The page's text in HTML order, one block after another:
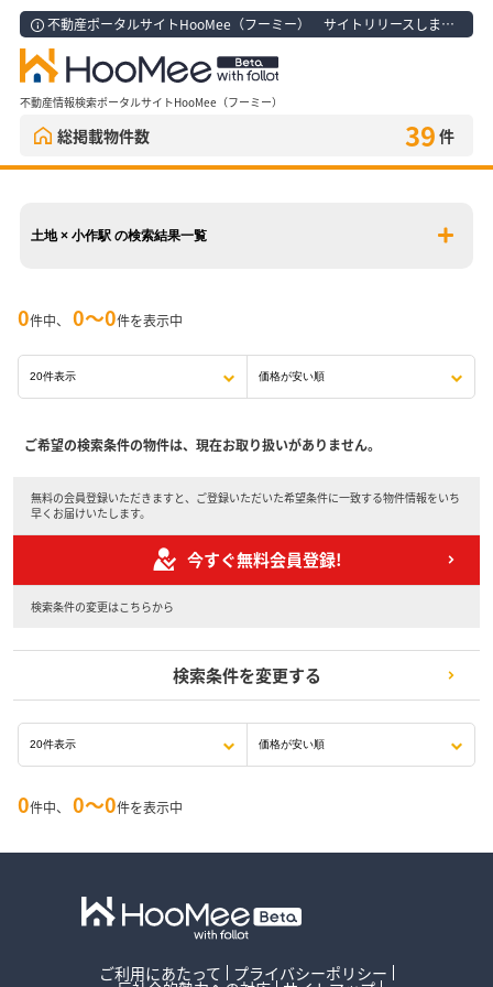
不動産ポータルサイトHooMee（フーミー） サイトリリースしました！
不動産情報検索ポータルサイトHooMee（フーミー）
総掲載物件数 39 件
土地 × 小作駅 の検索結果一覧
0件中、 0〜0件を表示中
ご希望の検索条件の物件は、現在お取り扱いがありません。
無料の会員登録いただきますと、ご登録いただいた希望条件に一致する物件情報をいち
早くお届けいたします。
今すぐ無料会員登録!
検索条件の変更はこちらから
検索条件を変更する
0件中、 0〜0件を表示中
ご利用にあたって プライバシーポリシー